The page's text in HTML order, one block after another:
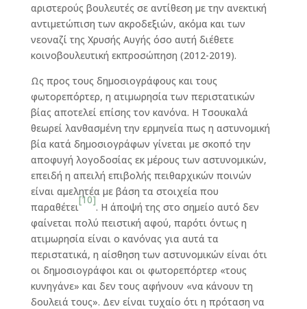
αριστερούς βουλευτές σε αντίθεση με την ανεκτική
αντιμετώπιση των ακροδεξιών, ακόμα και των
νεοναζί της Χρυσής Αυγής όσο αυτή διέθετε
κοινοβουλευτική εκπροσώπηση (2012-2019).
Ως προς τους δημοσιογράφους και τους
φωτορεπόρτερ, η ατιμωρησία των περιστατικών
βίας αποτελεί επίσης τον κανόνα. Η Τσουκαλά
θεωρεί λανθασμένη την ερμηνεία πως η αστυνομική
βία κατά δημοσιογράφων γίνεται με σκοπό την
αποφυγή λογοδοσίας εκ μέρους των αστυνομικών,
επειδή η απειλή επιβολής πειθαρχικών ποινών
είναι αμελητέα με βάση τα στοιχεία που
παραθέτει
[10]
. Η άποψή της στο σημείο αυτό δεν
φαίνεται πολύ πειστική αφού, παρότι όντως η
ατιμωρησία είναι ο κανόνας για αυτά τα
περιστατικά, η αίσθηση των αστυνομικών είναι ότι
οι δημοσιογράφοι και οι φωτορεπόρτερ «τους
κυνηγάνε» και δεν τους αφήνουν «να κάνουν τη
δουλειά τους». Δεν είναι τυχαίο ότι η πρόταση να